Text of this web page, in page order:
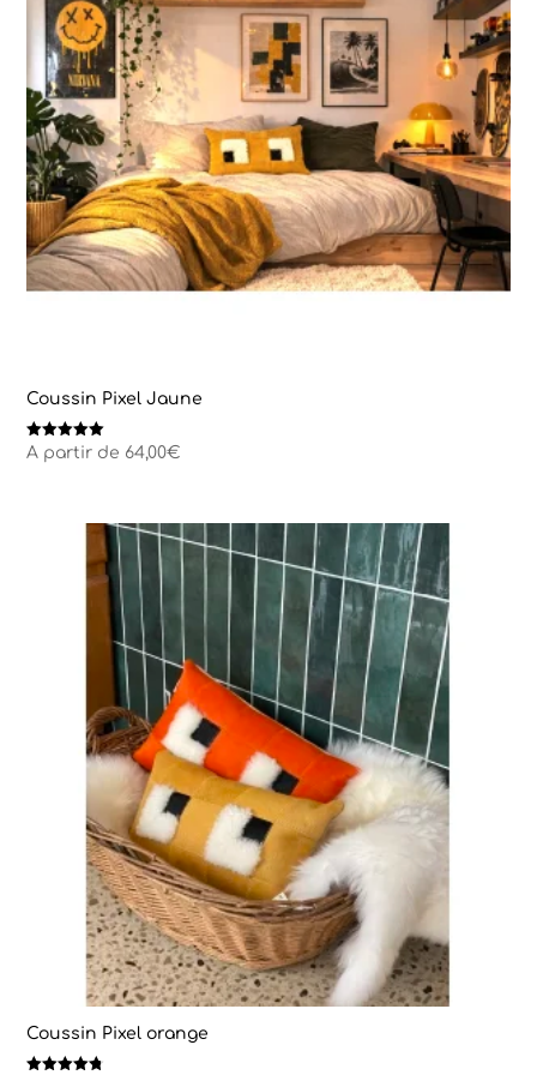
Coussin Pixel Jaune
Note
5.00
A partir de 64,00€
Coussin Pixel orange